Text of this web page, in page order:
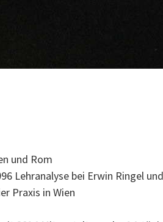
und Rom
Lehranalyse bei Erwin Ringel
Praxis in Wien